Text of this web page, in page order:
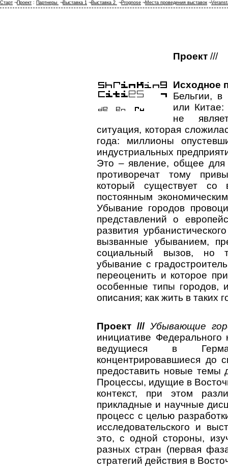
Проект ///
Исходное
Бельгии, в
или
не
ситуация, которая
года: миллионы
индустриальных
Это – явление, общее
противоречат тому
который существует со
постоянным
Убывание городов
представлений о
развития
вызванные убыванием,
социальный вызов, но
убывание с
переоценить и которое
особенные типы городов,
описания; как жить в таких
Проект /// Убывающие
инициативе
ведущиеся в
концентрировавшиеся до
предоставить новые темы
Процессы, идущие в
контекст, при этом
прикладные и научные
процесс с целью
исследовательского и
это, с одной стороны,
разных стран (первая
стратегий действия в
Старт ¬Проект : Партнеры ¬Выставка 1 ¬Выставка 2 ¬Prognose ¬Места проведения выставок ¬